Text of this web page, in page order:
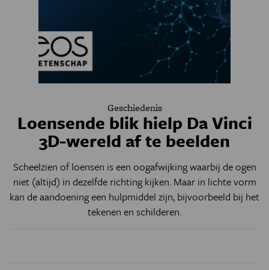
Geschiedenis
Loensende blik hielp Da Vinci
3D-wereld af te beelden
Scheelzien of loensen is een oogafwijking waarbij de ogen
niet (altijd) in dezelfde richting kijken. Maar in lichte vorm
kan de aandoening een hulpmiddel zijn, bijvoorbeeld bij het
tekenen en schilderen.